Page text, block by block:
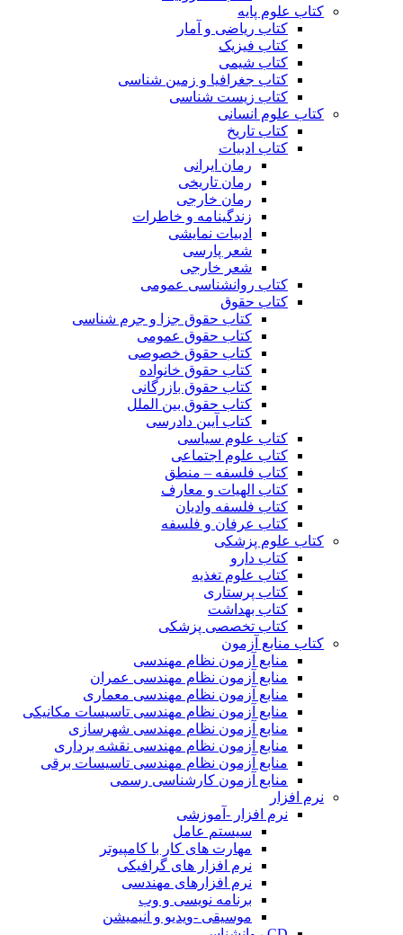
کتاب علوم پایه
کتاب ریاضی و آمار
کتاب فیزیک
کتاب شیمی
کتاب جغرافیا و زمین شناسی
کتاب زیست شناسی
کتاب علوم انسانی
کتاب تاریخ
کتاب ادبیات
رمان ایرانی
رمان تاریخی
رمان خارجی
زندگینامه و خاطرات
ادبیات نمایشی
شعر پارسی
شعر خارجی
کتاب روانشناسی عمومی
کتاب حقوق
کتاب حقوق جزا و جرم شناسی
کتاب حقوق عمومی
کتاب حقوق خصوصی
کتاب حقوق خانواده
کتاب حقوق بازرگانی
کتاب حقوق بین الملل
کتاب آیین دادرسی
کتاب علوم سیاسی
کتاب علوم اجتماعی
کتاب فلسفه – منطق
کتاب الهیات و معارف
کتاب فلسفه وادیان
کتاب عرفان و فلسفه
کتاب علوم پزشکی
کتاب دارو
کتاب علوم تغذیه
کتاب پرستاری
کتاب بهداشت
کتاب تخصصی پزشکی
کتاب منابع آزمون
منابع آزمون نظام مهندسی
منابع آزمون نظام مهندسی عمران
منابع آزمون نظام مهندسی معماری
منابع آزمون نظام مهندسی تاسیسات مکانیکی
منابع آزمون نظام مهندسی شهرسازی
منابع آزمون نظام مهندسی نقشه برداری
منابع آزمون نظام مهندسی تاسیسات برقی
منابع آزمون کارشناسی رسمی
نرم افزار
نرم افزار -آموزشی
سیستم عامل
مهارت های کار با کامپیوتر
نرم افزار های گرافیکی
نرم افزارهای مهندسی
برنامه نویسی و وب
موسیقی -ویدیو و انیمیشن